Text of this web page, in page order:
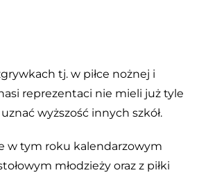
tj. w piłce nożnej i
reprezentaci nie mieli już tyle
wyższość innych szkół.
w tym roku kalendarzowym
młodzieży oraz z piłki